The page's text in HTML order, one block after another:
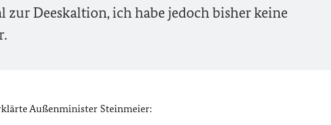
zur Deeskaltion, ich habe jedoch bisher keine
Außenminister Steinmeier: